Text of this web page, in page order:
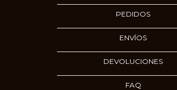
PEDIDOS
ENVÍOS
DEVOLUCIONES
FAQ